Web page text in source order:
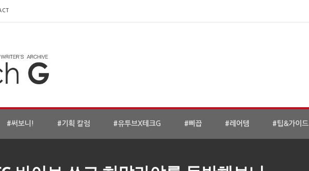
#써보니! #기획 칼럼 #유투브X테크G #삐끕 #레어템 #팁&가이드